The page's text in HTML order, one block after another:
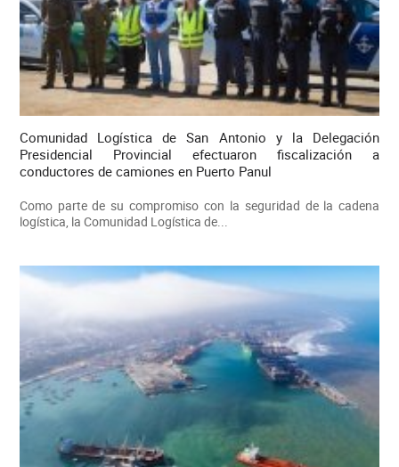
Comunidad Logística de San Antonio y la Delegación
Presidencial Provincial efectuaron fiscalización a
conductores de camiones en Puerto Panul
Como parte de su compromiso con la seguridad de la cadena
logística, la Comunidad Logística de...